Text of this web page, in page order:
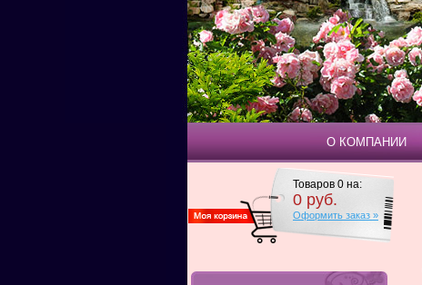
О КОМПАНИИ
Товаров 0 на:
0 руб.
Оформить заказ »